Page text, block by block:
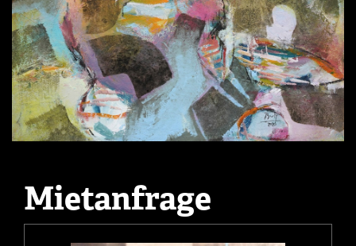
Mietanfrage